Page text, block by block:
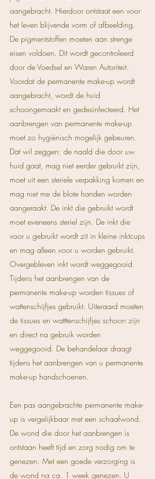
aangebracht. Hierdoor ontstaat een voor
het leven blijvende vorm of afbeelding.
De pigmentstoffen moeten aan strenge
eisen voldoen. Dit wordt gecontroleerd
door de Voedsel en Waren Autoriteit.
Voordat de permanente make-up wordt
aangebracht, wordt de huid
schoongemaakt en gedesinfecteerd. Het
aanbrengen van permanente make-up
moet zo hygiënisch mogelijk gebeuren.
Dat wil zeggen: de naald die door uw
huid gaat, mag niet eerder gebruikt zijn,
moet uit een steriele verpakking komen en
mag niet me de blote handen worden
aangeraakt. De inkt die gebruikt wordt
moet eveneens steriel zijn. De inkt die
voor u gebruikt wordt zit in kleine inktcups
en mag alleen voor u worden gebruikt.
Overgebleven inkt wordt weggegooid.
Tijdens het aanbrengen van de
permanente make-up worden tissues of
wattenschijfjes gebruikt. Uiteraard moeten
de tissues en watttenschijfjes schoon zijn
en direct na gebruik worden
weggegooid. De behandelaar draagt
tijdens het aanbrengen van u permanente
make-up handschoenen.
Een pas aangebrachte permanente make-
up is vergelijkbaar met een schaafwond.
De wond die door het aanbrengen is
ontstaan heeft tijd en zorg nodig om te
genezen. Met een goede verzorging is
de wond na ca. 1 week genezen. U